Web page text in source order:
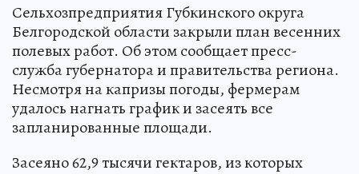
Сельхозпредприятия Губкинского округа
Белгородской области закрыли план весенних
полевых работ. Об этом сообщает пресс-
служба губернатора и правительства региона.
Несмотря на капризы погоды, фермерам
удалось нагнать график и засеять все
запланированные площади.
Засеяно 62,9 тысячи гектаров, из которых